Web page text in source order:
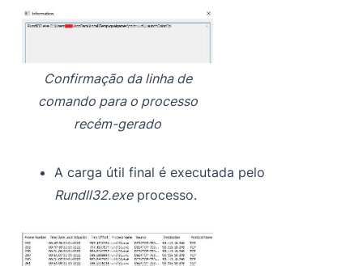
Confirmação da linha de
comando para o processo
recém-gerado
A carga útil final é executada pelo
Rundll32.exeprocesso.